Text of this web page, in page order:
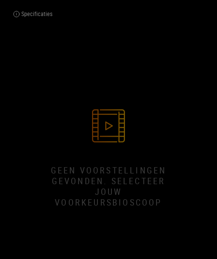
Specificaties
GEEN VOORSTELLINGEN
GEVONDEN. SELECTEER
JOUW
VOORKEURSBIOSCOOP